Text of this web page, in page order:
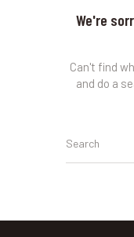
We're
Can't find
and do a